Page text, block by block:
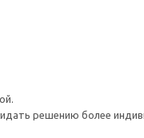
решению более